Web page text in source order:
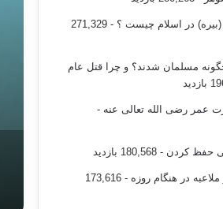
محمد مرسی
در اسلام چیست ؟
- 271,329
مسلمان شدند؟ و چرا قتل عام
عمر رضی الله تعالی عنه -
حفظ کردن - 180,568 بازدید
در هنگام روزه
- 173,616